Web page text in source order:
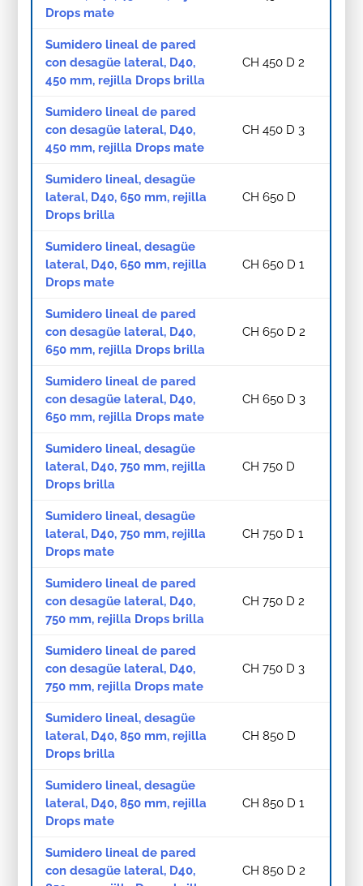
Drops mate
Sumidero lineal de pared
con desagüe lateral, D40,
450 mm, rejilla Drops brilla
CH 450 D 2
Sumidero lineal de pared
con desagüe lateral, D40,
450 mm, rejilla Drops mate
CH 450 D 3
Sumidero lineal, desagüe
lateral, D40, 650 mm, rejilla
Drops brilla
CH 650 D
Sumidero lineal, desagüe
lateral, D40, 650 mm, rejilla
Drops mate
CH 650 D 1
Sumidero lineal de pared
con desagüe lateral, D40,
650 mm, rejilla Drops brilla
CH 650 D 2
Sumidero lineal de pared
con desagüe lateral, D40,
650 mm, rejilla Drops mate
CH 650 D 3
Sumidero lineal, desagüe
lateral, D40, 750 mm, rejilla
Drops brilla
CH 750 D
Sumidero lineal, desagüe
lateral, D40, 750 mm, rejilla
Drops mate
CH 750 D 1
Sumidero lineal de pared
con desagüe lateral, D40,
750 mm, rejilla Drops brilla
CH 750 D 2
Sumidero lineal de pared
con desagüe lateral, D40,
750 mm, rejilla Drops mate
CH 750 D 3
Sumidero lineal, desagüe
lateral, D40, 850 mm, rejilla
Drops brilla
CH 850 D
Sumidero lineal, desagüe
lateral, D40, 850 mm, rejilla
Drops mate
CH 850 D 1
Sumidero lineal de pared
con desagüe lateral, D40,
CH 850 D 2